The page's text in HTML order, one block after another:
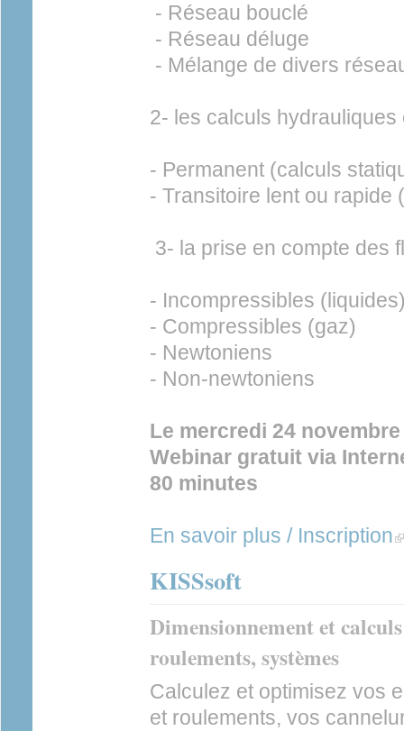
- Réseau bouclé
- Réseau déluge
- Mélange de divers
2- les calculs hydrauliques
- Permanent (calculs
- Transitoire lent ou rapide
3- la prise en compte des
- Incompressibles
- Compressibles (gaz)
- Newtoniens
- Non-newtoniens
Le mercredi 24 novembre
Webinar gratuit via
80 minutes
En savoir plus / Inscription
KISSsoft
Dimensionnement et
roulements, systèmes
Calculez et optimisez vos
et roulements, vos